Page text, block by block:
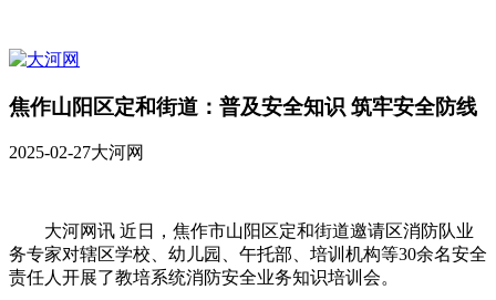
焦作山阳区定和街道：普及安全知识 筑牢安全防线
2025-02-27大河网
大河网讯 近日，焦作市山阳区定和街道邀请区消防队业
务专家对辖区学校、幼儿园、午托部、培训机构等30余名安全
责任人开展了教培系统消防安全业务知识培训会。